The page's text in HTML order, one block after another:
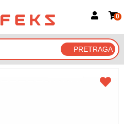
Prijavite se Google nalogom
0